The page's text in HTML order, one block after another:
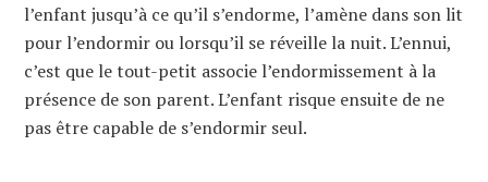
l’enfant jusqu’à ce qu’il s’endorme, l’amène dans son lit
pour l’endormir ou lorsqu’il se réveille la nuit. L’ennui,
c’est que le tout-petit associe l’endormissement à la
présence de son parent. L’enfant risque ensuite de ne
pas être capable de s’endormir seul.